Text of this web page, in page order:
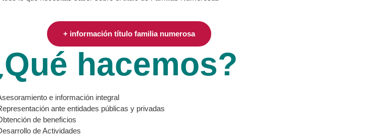
+ información título familia numerosa
hacemos?
e información integral
ante entidades públicas y privadas
de beneficios
de Actividades